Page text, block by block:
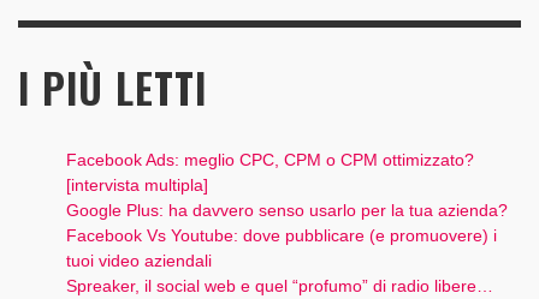
I PIÙ LETTI
Facebook Ads: meglio CPC, CPM o CPM ottimizzato?
[intervista multipla]
Google Plus: ha davvero senso usarlo per la tua azienda?
Facebook Vs Youtube: dove pubblicare (e promuovere) i
tuoi video aziendali
Spreaker, il social web e quel “profumo” di radio libere…